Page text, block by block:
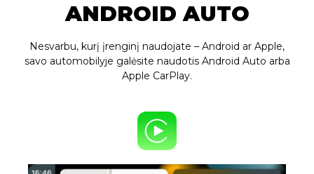
ANDROID AUTO
Nesvarbu, kurį įrenginį naudojate – Android ar Apple,
savo automobilyje galėsite naudotis Android Auto arba
Apple CarPlay.